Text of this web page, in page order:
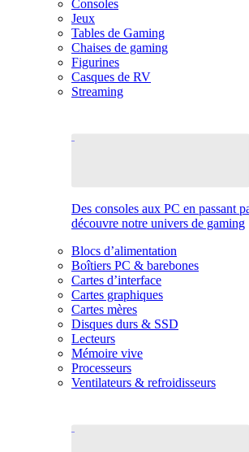
Consoles
Jeux
Tables de Gaming
Chaises de gaming
Figurines
Casques de RV
Streaming
Des consoles aux PC en passant
découvre notre univers de gaming
Blocs d’alimentation
Boîtiers PC & barebones
Cartes d’interface
Cartes graphiques
Cartes mères
Disques durs & SSD
Lecteurs
Mémoire vive
Processeurs
Ventilateurs & refroidisseurs